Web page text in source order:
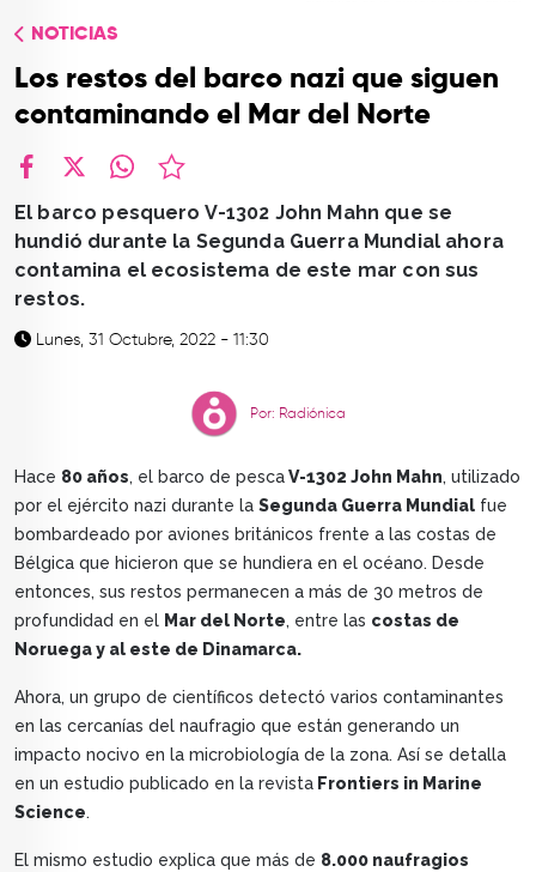
CONTACTO
NOTICIAS
Los restos del barco nazi que siguen
contaminando el Mar del Norte
El barco pesquero V-1302 John Mahn que se
hundió durante la Segunda Guerra Mundial ahora
contamina el ecosistema de este mar con sus
restos.
Lunes, 31 Octubre, 2022 - 11:30
Por: Radiónica
Hace 80 años, el barco de pescaV-1302 John Mahn, utilizado
por el ejército nazi durante la Segunda Guerra Mundial fue
bombardeado por aviones británicos frente a las costas de
Bélgica que hicieron que se hundiera en el océano. Desde
entonces, sus restos permanecen a más de 30 metros de
profundidad en el Mar del Norte, entre las costas de
Noruega y al este de Dinamarca.
Ahora, un grupo de científicos detectó varios contaminantes
en las cercanías del naufragio que están generando un
impacto nocivo en la microbiología de la zona. Así se detalla
en un estudio publicado en la revista Frontiers in Marine
Science.
El mismo estudio explica que más de 8.000 naufragios